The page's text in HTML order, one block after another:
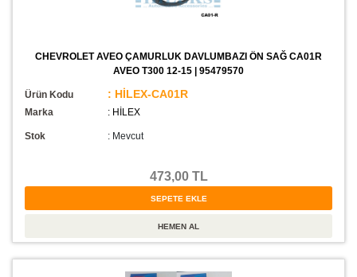
CHEVROLET AVEO ÇAMURLUK DAVLUMBAZI ÖN SAĞ CA01R
AVEO T300 12-15 | 95479570
Ürün Kodu : HİLEX-CA01R
Marka : HİLEX
Stok : Mevcut
473,00 TL